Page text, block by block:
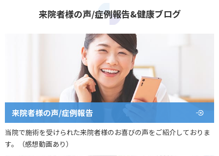
来院者様の声/症例報告&健康ブログ
来院者様の声/症例報告
当院で施術を受けられた来院者様のお喜びの声をご紹介しておりま
す。（感想動画あり）